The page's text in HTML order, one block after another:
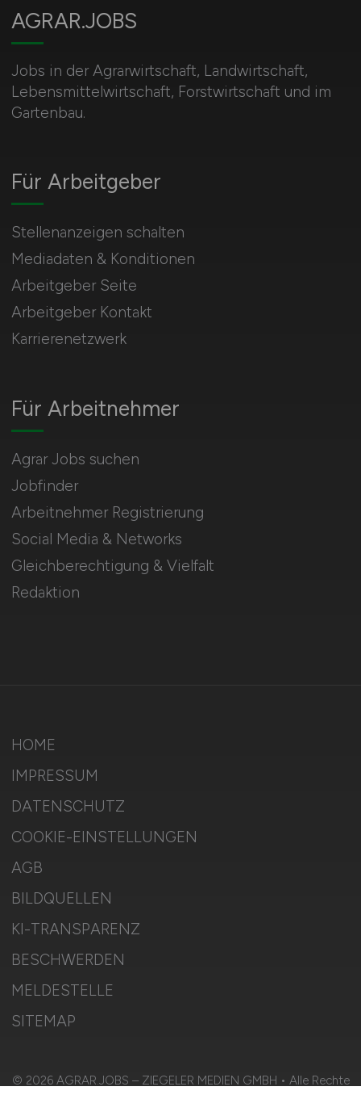
AGRAR.JOBS
Jobs in der Agrarwirtschaft, Landwirtschaft,
Lebensmittelwirtschaft, Forstwirtschaft und im
Gartenbau.
Für Arbeitnehmer
Agrar Jobs suchen
Jobfinder
Arbeitnehmer Registrierung
Social Media & Networks
Gleichberechtigung & Vielfalt
Redaktion
Für Arbeitgeber
Stellenanzeigen schalten
Mediadaten & Konditionen
Arbeitgeber Seite
Arbeitgeber Kontakt
Karrierenetzwerk
HOME
IMPRESSUM
DATENSCHUTZ
COOKIE-EINSTELLUNGEN
AGB
BILDQUELLEN
KI-TRANSPARENZ
BESCHWERDEN
MELDESTELLE
SITEMAP
© 2026 AGRAR.JOBS – ZIEGELER MEDIEN GMBH • Alle Rechte